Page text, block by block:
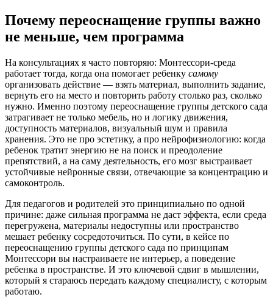
Почему переоснащение группы важно
не меньше, чем программа
На консультациях я часто повторяю: Монтессори-среда
работает тогда, когда она помогает ребенку самому
организовать действие — взять материал, выполнить задание,
вернуть его на место и повторить работу столько раз, сколько
нужно. Именно поэтому переоснащение группы детского сада
затрагивает не только мебель, но и логику движения,
доступность материалов, визуальный шум и правила
хранения. Это не про эстетику, а про нейрофизиологию: когда
ребенок тратит энергию не на поиск и преодоление
препятствий, а на саму деятельность, его мозг выстраивает
устойчивые нейронные связи, отвечающие за концентрацию и
самоконтроль.
Для педагогов и родителей это принципиально по одной
причине: даже сильная программа не даст эффекта, если среда
перегружена, материалы недоступны или пространство
мешает ребенку сосредоточиться. По сути, в кейсе по
переоснащению группы детского сада по принципам
Монтессори вы настраиваете не интерьер, а поведение
ребенка в пространстве. И это ключевой сдвиг в мышлении,
который я стараюсь передать каждому специалисту, с которым
работаю.